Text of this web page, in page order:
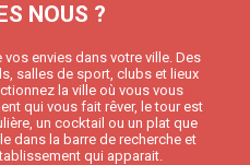
NOUS ?
vos envies dans votre ville. Des
salles de sport, clubs et lieux
la ville où vous vous
qui vous fait rêver, le tour est
un cocktail ou un plat que
dans la barre de recherche et
qui apparait.